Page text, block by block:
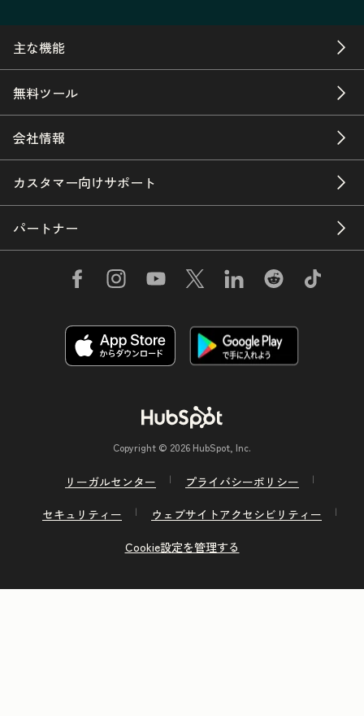
主な機能
無料ツール
会社情報
カスタマー向けサポート
パートナー
Copyright © 2026 HubSpot, Inc.
リーガルセンター
プライバシーポリシー
セキュリティー
ウェブサイトアクセシビリティー
Cookie設定を管理する